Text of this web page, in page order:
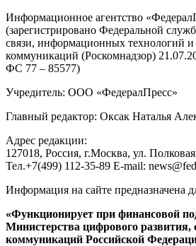
Информационное агентство
(зарегистрировано Федеральной
связи, информационных технологий
коммуникаций (Роскомнадзор)
ФС 77 – 85577)
Учредитель: ООО «ФедералПресс»
Главный редактор: Оксак Наталья
Адрес редакции:
127018, Россия, г.Москва, ул.
Тел.+7(499) 112-35-89 E-mail:
Информация на сайте предназначена
«Функционирует при финансовой
Министерства цифрового развития,
коммуникаций Российской